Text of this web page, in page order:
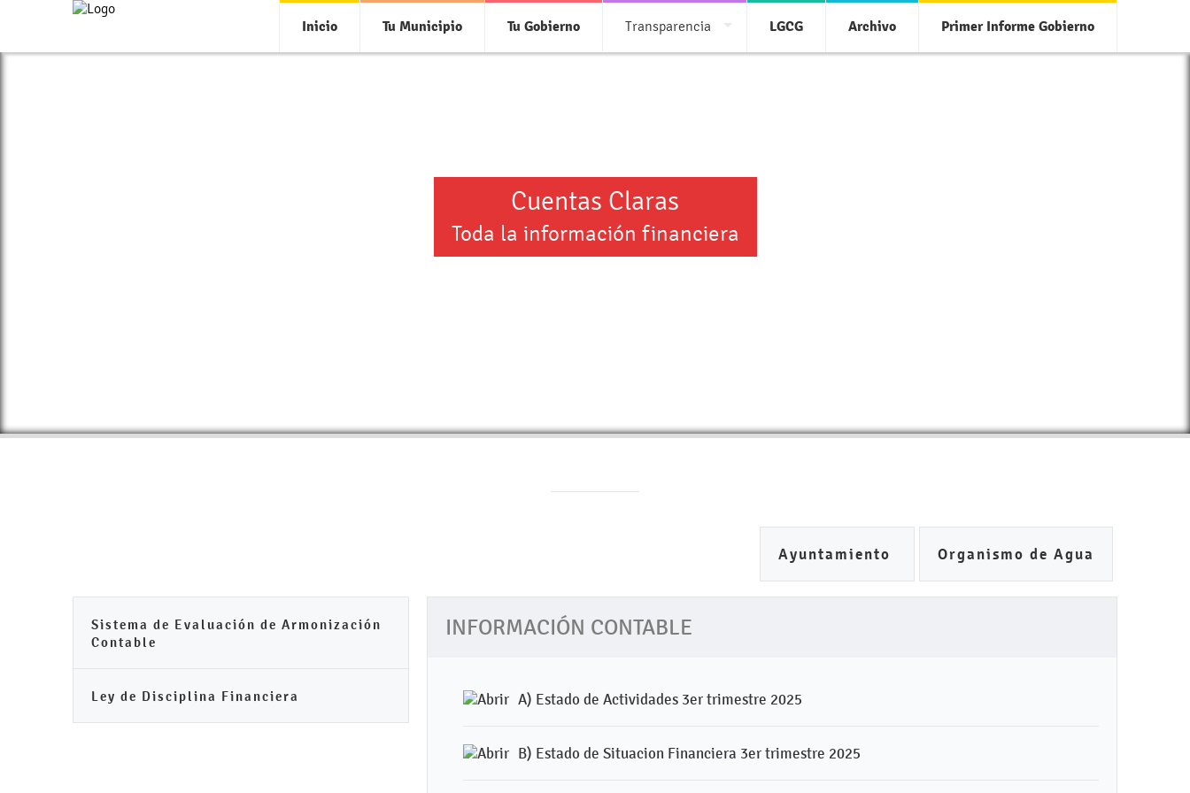
Inicio Tu Municipio Tu Gobierno Transparencia LGCG Archivo Primer Informe Gobierno
Cuentas Claras
Toda la información financiera
Ayuntamiento Organismo de Agua
Sistema de Evaluación de Armonización
Contable
Ley de Disciplina Financiera
INFORMACIÓN CONTABLE
A) Estado de Actividades 3er trimestre 2025
B) Estado de Situacion Financiera 3er trimestre 2025